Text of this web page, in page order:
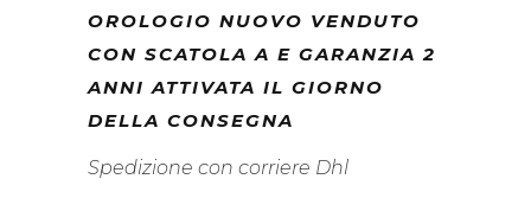
OROLOGIO NUOVO VENDUTO
CON SCATOLA A E GARANZIA 2
ANNI ATTIVATA IL GIORNO
DELLA CONSEGNA
Spedizione con corriere Dhl